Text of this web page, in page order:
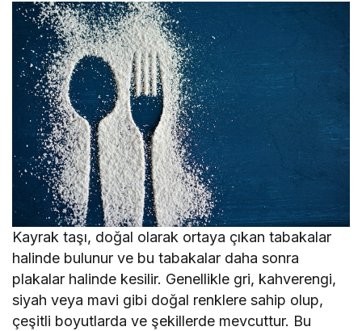
Kayrak taşı, doğal olarak ortaya çıkan tabakalar
halinde bulunur ve bu tabakalar daha sonra
plakalar halinde kesilir. Genellikle gri, kahverengi,
siyah veya mavi gibi doğal renklere sahip olup,
çeşitli boyutlarda ve şekillerde mevcuttur. Bu